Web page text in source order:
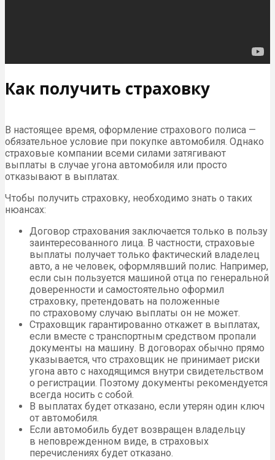
Как получить страховку
В настоящее время, оформление страхового полиса —
обязательное условие при покупке автомобиля. Однако
страховые компании всеми силами затягивают
выплаты в случае угона автомобиля или просто
отказывают в выплатах.
Чтобы получить страховку, необходимо знать о таких
нюансах:
Договор страхования заключается только в пользу
заинтересованного лица. В частности, страховые
выплаты получает только фактический владелец
авто, а не человек, оформлявший полис. Например,
если сын пользуется машиной отца по генеральной
доверенности и самостоятельно оформил
страховку, претендовать на положенные
по страховому случаю выплаты он не может.
Страховщик гарантированно откажет в выплатах,
если вместе с транспортным средством пропали
документы на машину. В договорах обычно прямо
указывается, что страховщик не принимает риски
угона авто с находящимся внутри свидетельством
о регистрации. Поэтому документы рекомендуется
всегда носить с собой.
В выплатах будет отказано, если утерян один ключ
от автомобиля.
Если автомобиль будет возвращен владельцу
в неповрежденном виде, в страховых
перечислениях будет отказано.